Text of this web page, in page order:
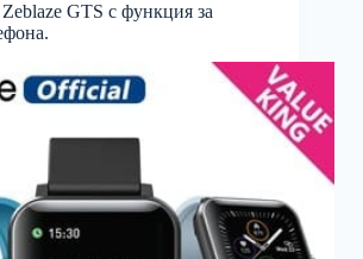
GTS с функция за